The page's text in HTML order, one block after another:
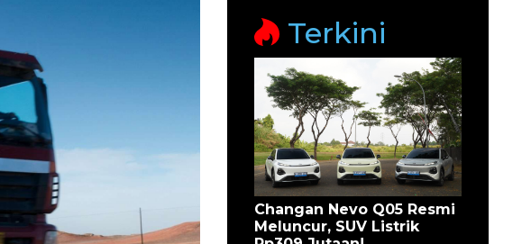
Terkini
Changan Nevo Q05 Resmi
Meluncur, SUV Listrik